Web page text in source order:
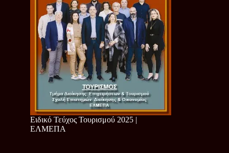
Ειδικό Τεύχος Τουρισμού 2025 |
ΕΛΜΕΠΑ